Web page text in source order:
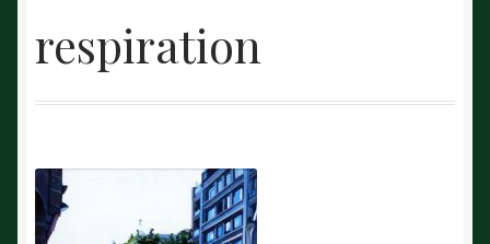
ス
キ
ッ
ッ
プ
会社概要
作家で探す
初めての方へ
respiration